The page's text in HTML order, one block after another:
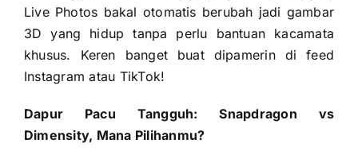
Live Photos bakal otomatis berubah jadi gambar
3D yang hidup tanpa perlu bantuan kacamata
khusus. Keren banget buat dipamerin di feed
Instagram atau TikTok!
Dapur Pacu Tangguh: Snapdragon vs
Dimensity, Mana Pilihanmu?